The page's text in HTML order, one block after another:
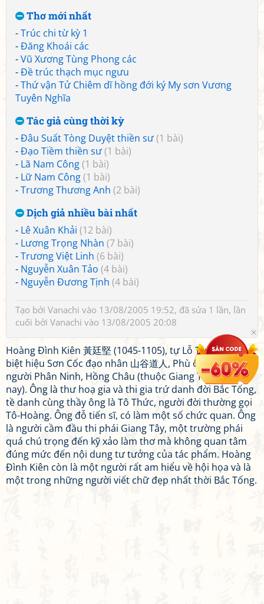
Thơ mới nhất
-Trúc chi từ kỳ 1
-Đăng Khoái các
-Vũ Xương Tùng Phong các
-Đề trúc thạch mục ngưu
-Thứ vận Tử Chiêm dĩ hồng đới ký My sơn Vương
Tuyên Nghĩa
Tác giả cùng thời kỳ
-Đâu Suất Tòng Duyệt thiền sư(1 bài)
-Đạo Tiềm thiền sư(1 bài)
- Lã Nam Công(1 bài)
- Lữ Nam Công(1 bài)
-Trương Thương Anh (2 bài)
Dịch giả nhiều bài nhất
- Lê Xuân Khải (12 bài)
- Lương Trọng Nhàn (7 bài)
-Trương Việt Linh (6 bài)
- Nguyễn Xuân Tảo (4 bài)
- Nguyễn Đương Tịnh (4 bài)
Tạo bởi Vanachi vào 13/08/2005 19:52, đã sửa 1 lần, lần
cuối bởi Vanachi vào 13/08/2005 20:08
Hoàng Đình Kiên 黃廷堅 (1045-1105), tự Lỗ Trực 魯直,
biệt hiệu Sơn Cốc đạo nhân 山谷道人, Phù ông 涪翁,
người Phân Ninh, Hồng Châu (thuộc Giang Tây ngày
nay). Ông là thư hoạ gia và thi gia trứ danh đời Bắc Tống,
tề danh cùng thầy ông là Tô Thức, người đời thường gọi
Tô-Hoàng. Ông đỗ tiến sĩ, có làm một số chức quan. Ông
là người cầm đầu thi phái Giang Tây, một trường phái
quá chú trọng đến kỹ xảo làm thơ mà không quan tâm
đúng mức đến nội dung tư tưởng của tác phẩm. Hoàng
Đình Kiên còn là một người rất am hiểu về hội họa và là
một trong những người viết chữ đẹp nhất thời Bắc Tống.